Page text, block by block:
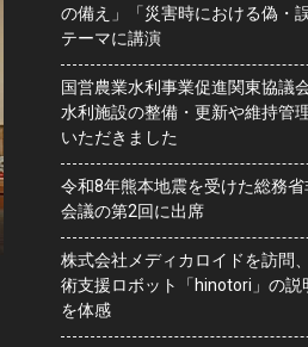
の備え」「災害時における偽・
テーマに講演
国営農業水利事業促進関東協議
水利施設の整備・更新や維持管
いただきました
令和8年熊本地震を受けた総務
会議の第2回に出席
株式会社メディカロイドを訪問
術支援ロボット「hinotori」の説
を体感